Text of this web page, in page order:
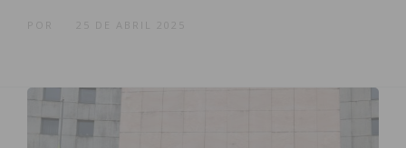
25 DE ABRIL 2025